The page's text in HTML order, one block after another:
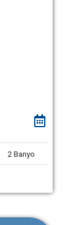
2 Banyo